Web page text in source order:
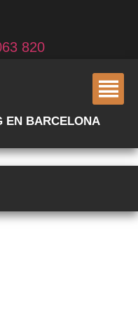
820
EN BARCELONA